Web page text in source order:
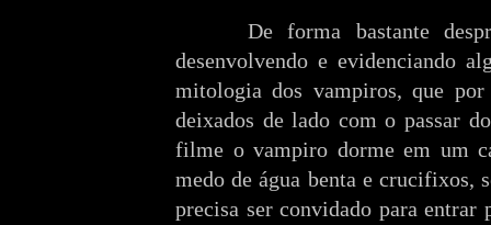
De forma bastante
desenvolvendo e evidenciando
mitologia dos vampiros, que
deixados de lado com o passar
filme o vampiro dorme em um
medo de água benta e crucifixos,
precisa ser convidado para entrar